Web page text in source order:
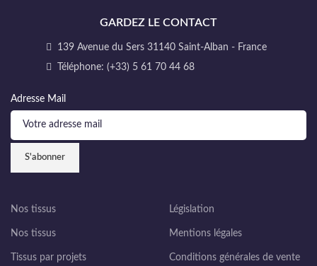
GARDEZ LE CONTACT
139 Avenue du Sers 31140 Saint-Alban - France
Téléphone: (+33) 5 61 70 44 68
Adresse Mail
Nos tissus
Nos tissus
Tissus par projets
Législation
Mentions légales
Conditions générales de vente